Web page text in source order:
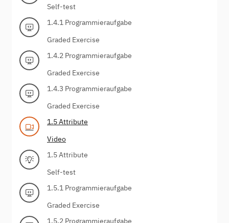
Self-test
1.4.1 Programmieraufgabe
Graded Exercise
1.4.2 Programmieraufgabe
Graded Exercise
1.4.3 Programmieraufgabe
Graded Exercise
1.5 Attribute
Video
1.5 Attribute
Self-test
1.5.1 Programmieraufgabe
Graded Exercise
1.5.2 Programmieraufgabe